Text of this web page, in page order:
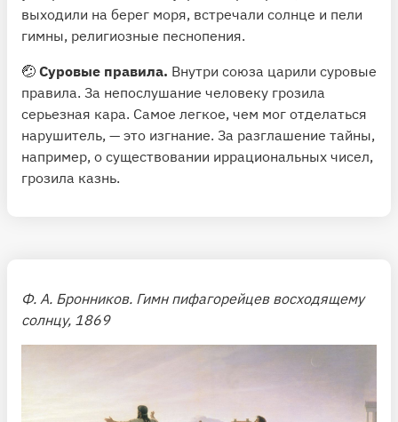
выходили на берег моря, встречали солнце и пели
гимны, религиозные песнопения.
🤕 Суровые правила. Внутри союза царили суровые
правила. За непослушание человеку грозила
серьезная кара. Самое легкое, чем мог отделаться
нарушитель, — это изгнание. За разглашение тайны,
например, о существовании иррациональных чисел,
грозила казнь.
Ф. А. Бронников. Гимн пифагорейцев восходящему
солнцу, 1869